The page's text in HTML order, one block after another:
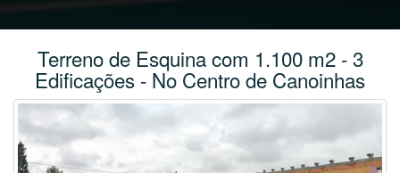
Terreno de Esquina com 1.100 m2 - 3
Edificações - No Centro de Canoinhas